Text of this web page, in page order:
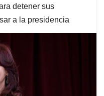
detener sus
a la presidencia